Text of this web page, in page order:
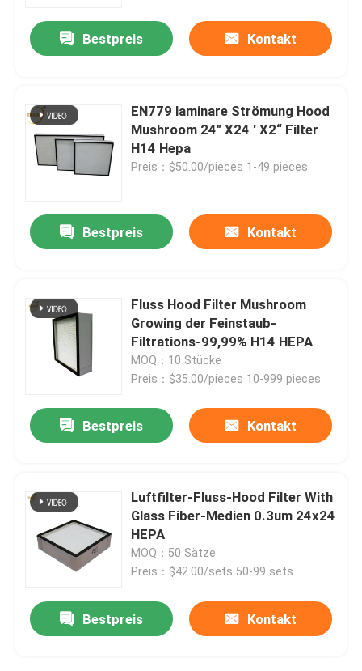
Bestpreis Kontakt
EN779 laminare Strömung Hood
Mushroom 24" X24 ' X2“ Filter
H14 Hepa
Preis：$50.00/pieces 1-49 pieces
Bestpreis Kontakt
Fluss Hood Filter Mushroom
Growing der Feinstaub-
Filtrations-99,99% H14 HEPA
MOQ：10 Stücke
Preis：$35.00/pieces 10-999 pieces
Bestpreis Kontakt
Luftfilter-Fluss-Hood Filter With
Glass Fiber-Medien 0.3um 24x24
HEPA
MOQ：50 Sätze
Preis：$42.00/sets 50-99 sets
Bestpreis Kontakt